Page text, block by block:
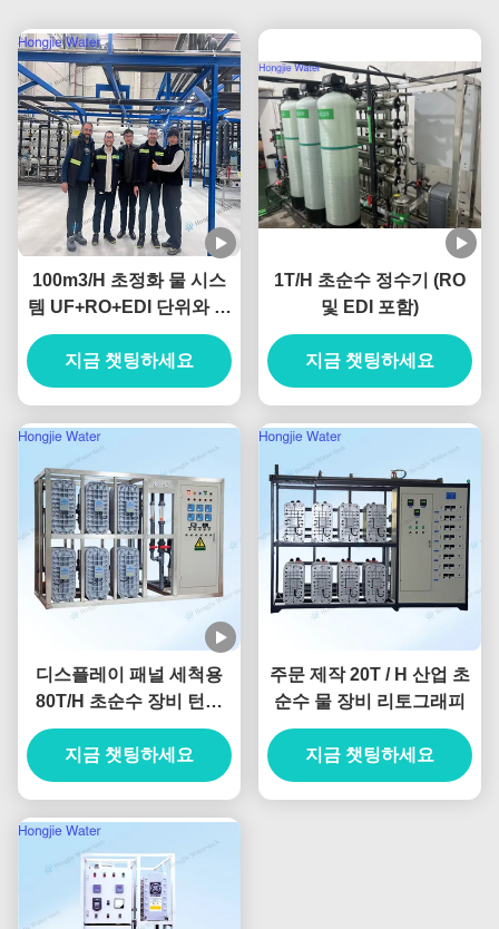
100m3/H 초정화 물 시스
템 UF+RO+EDI 단위와 함
께 산업용 물 정화기
지금 챗팅하세요
1T/H 초순수 정수기 (RO
및 EDI 포함)
지금 챗팅하세요
디스플레이 패널 세척용
80T/H 초순수 장비 턴키
프로젝트
지금 챗팅하세요
주문 제작 20T / H 산업 초
순수 물 장비 리토그래피
지금 챗팅하세요